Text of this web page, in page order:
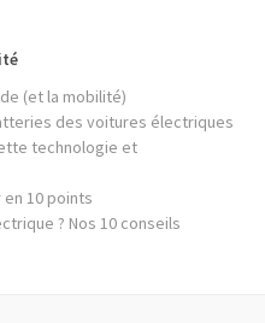
(et la mobilité)
des voitures électriques
technologie et
10 points
? Nos 10 conseils